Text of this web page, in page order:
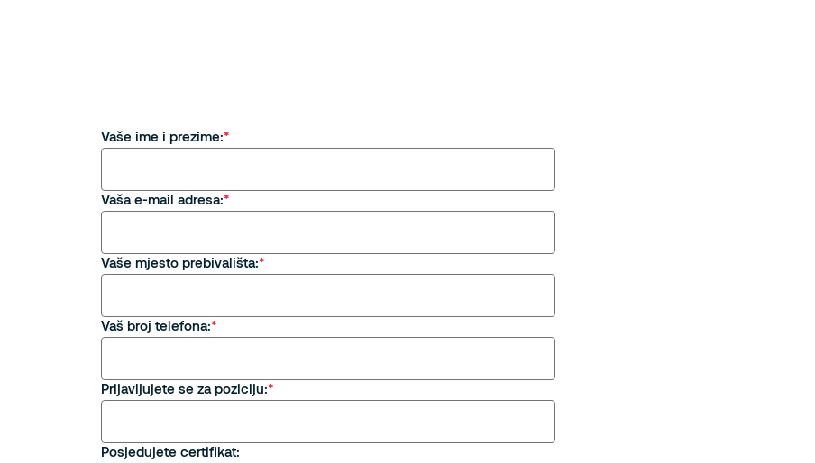
Vaše ime i prezime:
Vaša e-mail adresa:
Vaše mjesto prebivališta:
Vaš broj telefona:
Prijavljujete se za poziciju:
Posjedujete certifikat: